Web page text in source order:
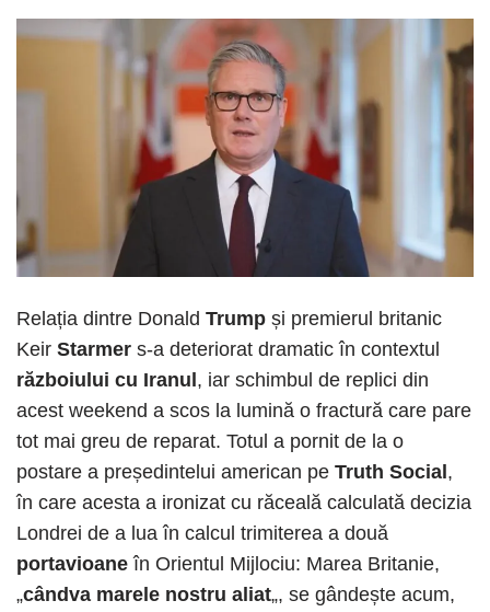
Relația dintre Donald Trump și premierul britanic
Keir Starmer s-a deteriorat dramatic în contextul
războiului cu Iranul, iar schimbul de replici din
acest weekend a scos la lumină o fractură care pare
tot mai greu de reparat. Totul a pornit de la o
postare a președintelui american pe Truth Social,
în care acesta a ironizat cu răceală calculată decizia
Londrei de a lua în calcul trimiterea a două
portavioane în Orientul Mijlociu: Marea Britanie,
„cândva marele nostru aliat„, se gândește acum,